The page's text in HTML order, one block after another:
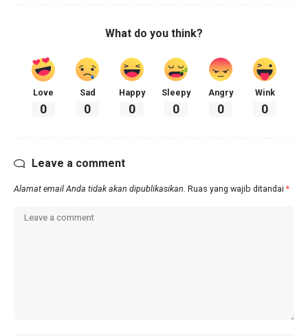
What do you think?
Love
0
Sad
0
Happy
0
Sleepy
0
Angry
0
Wink
0
Leave a comment
Alamat email Anda tidak akan dipublikasikan. Ruas yang wajib ditandai *